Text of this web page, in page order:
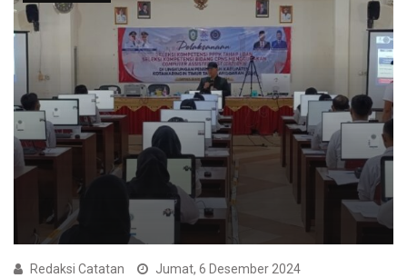
Redaksi Catatan Jumat, 6 Desember 2024